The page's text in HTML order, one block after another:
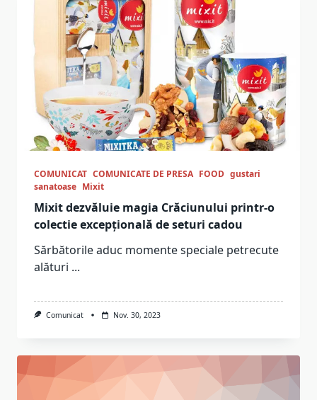
COMUNICAT COMUNICATE DE PRESA FOOD gustari
sanatoase Mixit
Mixit dezvăluie magia Crăciunului printr-o
colectie excepțională de seturi cadou
Sărbătorile aduc momente speciale petrecute
alături ...
Comunicat Nov. 30, 2023